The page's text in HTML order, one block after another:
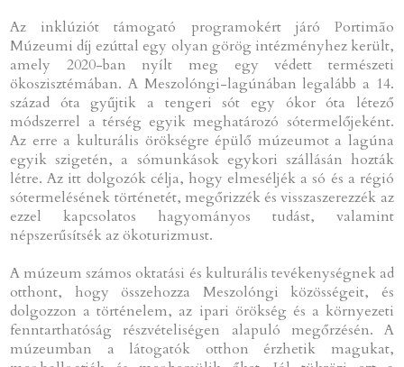
Az inklúziót támogató programokért járó Portimão
Múzeumi díj ezúttal egy olyan görög intézményhez került,
amely 2020-ban nyílt meg egy védett természeti
ökoszisztémában. A Meszolóngi-lagúnában legalább a 14.
század óta gyűjtik a tengeri sót egy ókor óta létező
módszerrel a térség egyik meghatározó sótermelőjeként.
Az erre a kulturális örökségre épülő múzeumot a lagúna
egyik szigetén, a sómunkások egykori szállásán hozták
létre. Az itt dolgozók célja, hogy elmeséljék a só és a régió
sótermelésének történetét, megőrizzék és visszaszerezzék az
ezzel kapcsolatos hagyományos tudást, valamint
népszerűsítsék az ökoturizmust.
A múzeum számos oktatási és kulturális tevékenységnek ad
otthont, hogy összehozza Meszolóngi közösségeit, és
dolgozzon a történelem, az ipari örökség és a környezeti
fenntarthatóság részvételiségen alapuló megőrzésén. A
múzeumban a látogatók otthon érzhetik magukat,